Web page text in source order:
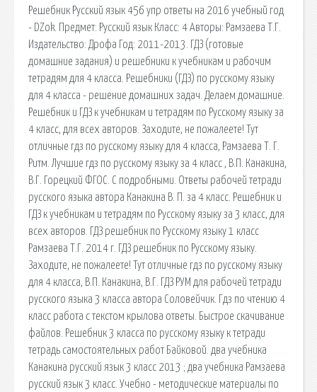
Решебник Русский язык 456 упр ответы на 2016 учебный год
- DZok. Предмет: Русский язык Класс: 4 Авторы: Рамзаева Т.Г.
Издательство: Дрофа Год: 2011-2013. ГДЗ (готовые
домашние задания) и решебники к учебникам и рабочим
тетрадям для 4 класса. Решебники (ГДЗ) по русскому языку
для 4 класса - решение домашних задач. Делаем домашние.
Решебник и ГДЗ к учебникам и тетрадям по Русскому языку за
4 класс, для всех авторов. Заходите, не пожалеете! Тут
отличные гдз по русскому языку для 4 класса, Рамзаева Т. Г.
Ритм. Лучшие гдз по русскому языку за 4 класс , В.П. Канакина,
В.Г. Горецкий ФГОС. С подробными. Ответы рабочей тетради
русского языка автора Канакина В. П. за 4 класс. Решебник и
ГДЗ к учебникам и тетрадям по Русскому языку за 3 класс, для
всех авторов. ГДЗ решебник по Русскому языку 1 класс
Рамзаева Т.Г. 2014 г. ГДЗ решебник по Русскому языку.
Заходите, не пожалеете! Тут отличные гдз по русскому языку
для 4 класса, В.П. Канакина, В.Г. ГДЗ РУМ для рабочей тетради
русского языка 3 класса автора Соловейчик. Гдз по чтению 4
класс работа с текстом крылова ответы. Быстрое скачивание
файлов. Решебник 3 класса по русскому языку к тетради
тетрадь самостоятельных работ Байковой. два учебника
Канакина русский язык 3 класс 2013 ; два учебника Рамзаева
русский язык 3 класс. Учебно - методические материалы по